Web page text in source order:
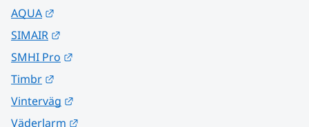
AQUA
SIMAIR
SMHI Pro
Timbr
Vinterväg
Väderlarm